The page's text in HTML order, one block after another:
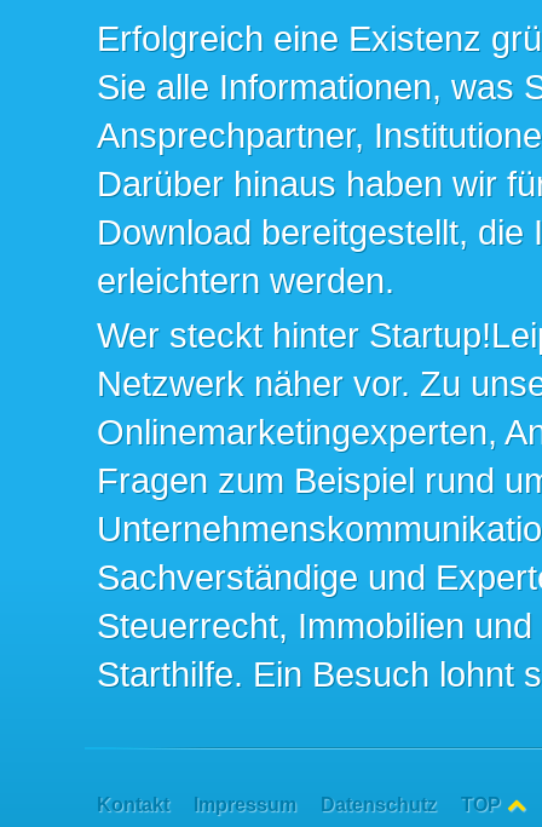
Erfolgreich eine Existenz
Sie alle Informationen, was
Ansprechpartner,
Darüber hinaus haben wir
Download bereitgestellt,
erleichtern werden.
Wer steckt hinter
Netzwerk näher vor. Zu
Onlinemarketingexperten,
Fragen zum Beispiel rund
Sachverständige und
Steuerrecht, Immobilien
Starthilfe. Ein Besuch lohnt
Kontakt Impressum Datenschutz TOP